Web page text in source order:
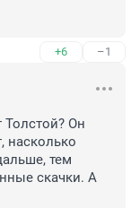
+6 –1
Толстой? Он
насколько
тем
скачки. А